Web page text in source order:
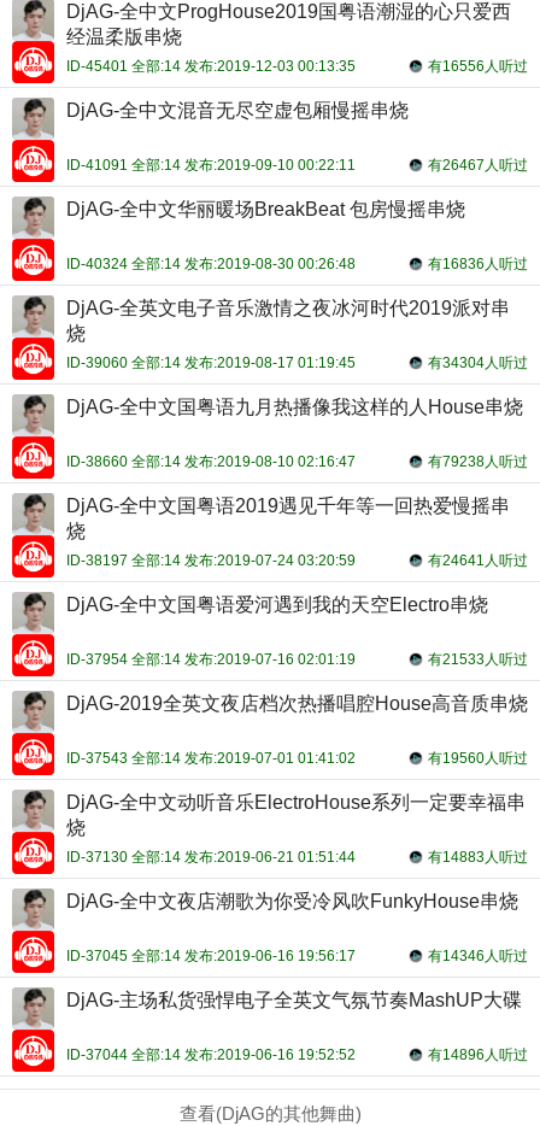
DjAG-全中文ProgHouse2019国粤语潮湿的心只爱西
经温柔版串烧
有16556人听过
ID-45401 全部:14 发布:2019-12-03 00:13:35
DjAG-全中文混音无尽空虚包厢慢摇串烧
有26467人听过
ID-41091 全部:14 发布:2019-09-10 00:22:11
DjAG-全中文华丽暖场BreakBeat 包房慢摇串烧
有16836人听过
ID-40324 全部:14 发布:2019-08-30 00:26:48
DjAG-全英文电子音乐激情之夜冰河时代2019派对串
烧
有34304人听过
ID-39060 全部:14 发布:2019-08-17 01:19:45
DjAG-全中文国粤语九月热播像我这样的人House串烧
有79238人听过
ID-38660 全部:14 发布:2019-08-10 02:16:47
DjAG-全中文国粤语2019遇见千年等一回热爱慢摇串
烧
有24641人听过
ID-38197 全部:14 发布:2019-07-24 03:20:59
DjAG-全中文国粤语爱河遇到我的天空Electro串烧
有21533人听过
ID-37954 全部:14 发布:2019-07-16 02:01:19
DjAG-2019全英文夜店档次热播唱腔House高音质串烧
有19560人听过
ID-37543 全部:14 发布:2019-07-01 01:41:02
DjAG-全中文动听音乐ElectroHouse系列一定要幸福串
烧
有14883人听过
ID-37130 全部:14 发布:2019-06-21 01:51:44
DjAG-全中文夜店潮歌为你受冷风吹FunkyHouse串烧
有14346人听过
ID-37045 全部:14 发布:2019-06-16 19:56:17
DjAG-主场私货强悍电子全英文气氛节奏MashUP大碟
有14896人听过
ID-37044 全部:14 发布:2019-06-16 19:52:52
查看(DjAG的其他舞曲)